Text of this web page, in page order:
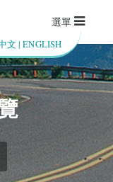
文 |ENGLISH
選單